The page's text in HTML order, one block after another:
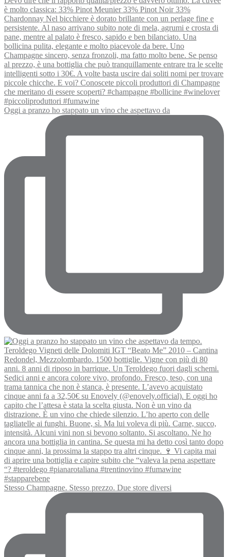
Oggi a pranzo ho stappato un vino che aspettavo da
Stesso Champagne. Stesso prezzo. Due store diversi